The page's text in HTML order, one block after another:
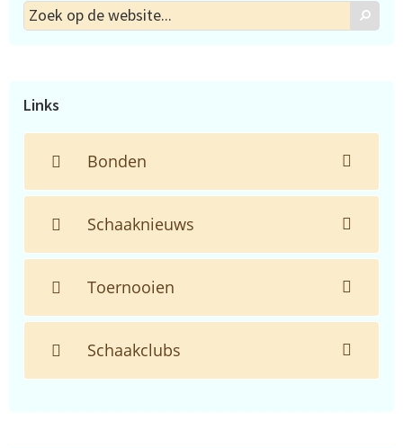
Zoek
op
Zoek
Links
Bonden
Schaaknieuws
Toernooien
Schaakclubs